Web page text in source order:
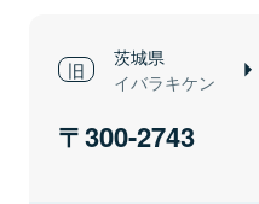
茨城県
イバラキケン
300-2743